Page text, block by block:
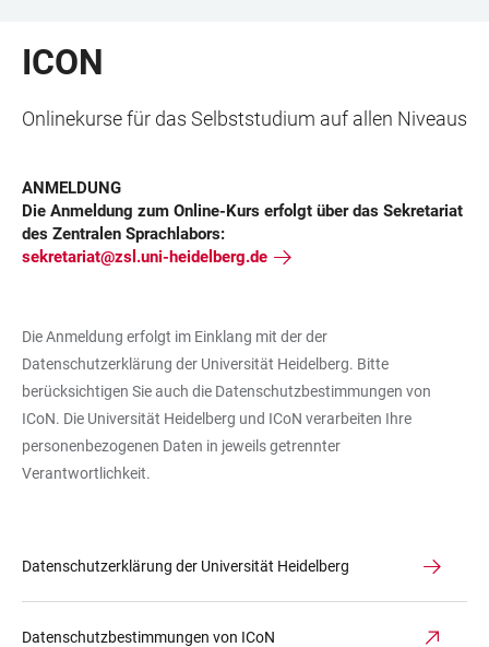
ICON
Onlinekurse für das Selbststudium auf allen Niveaus
ANMELDUNG
Die Anmeldung zum Online-Kurs erfolgt über das Sekretariat
des Zentralen Sprachlabors:
sekretariat@zsl.uni-heidelberg.de
Die Anmeldung erfolgt im Einklang mit der der
Datenschutzerklärung der Universität Heidelberg. Bitte
berücksichtigen Sie auch die Datenschutzbestimmungen von
ICoN. Die Universität Heidelberg und ICoN verarbeiten Ihre
personenbezogenen Daten in jeweils getrennter
Verantwortlichkeit.
Datenschutzerklärung der Universität Heidelberg
Datenschutzbestimmungen von ICoN